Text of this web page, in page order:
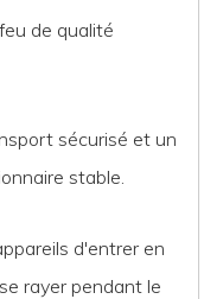
de qualité
sécurisé et un
stable.
d'entrer en
rayer pendant le